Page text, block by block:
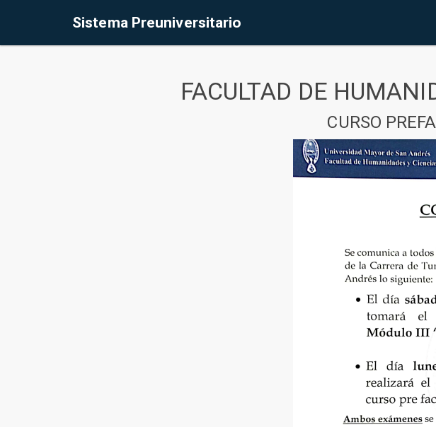
Sistema Preuniversitario
FACULTAD DE
CURSO